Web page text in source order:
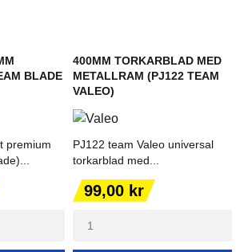
BLADE
premium
400MM TORKARBLAD MED
METALLRAM (PJ122 TEAM
VALEO)
PJ122 team Valeo universal
torkarblad med...
Pris
99,00 kr